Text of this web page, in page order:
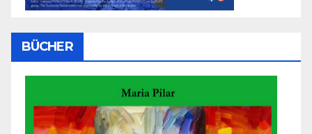
BÜCHER